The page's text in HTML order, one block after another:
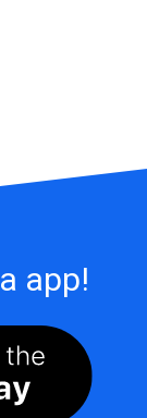
app!